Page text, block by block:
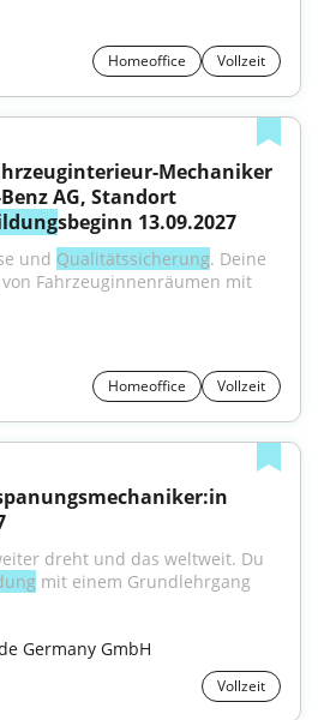
Homeoffice Vollzeit
Mechaniker
AG, Standort
sbeginn 13.09.2027
und Qualitätssicherung. Deine
Fahrzeuginnenräumen mit
Homeoffice Vollzeit
dreht und das weltweit. Du
mit einem Grundlehrgang
Germany GmbH
Vollzeit